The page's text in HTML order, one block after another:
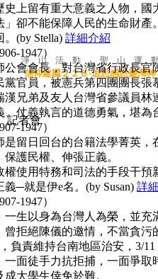
史上留有重大意義之人物，國
」卻不能保障人民的生命財
(by Stella) 詳細介紹
1947）
公會會長，對台灣省行政長
黨官員，被憲兵第四團團長
漢兄弟及友人台灣省參議員林
、仗義執言的道德勇氣，堪為
1947）
是留日回台的台籍法學菁英
保護民權、伸張正義。
權使用特務和司法的手段干
─就是伊e名。(by Susan) 詳
1947）
一生以身為台灣人為榮，並
曾拒絕陳儀的邀情，不當貪污
負責維持台南地區治安，3/
一面徒手力抗拒捕，一面爭
大學生倖免於難。
淨 山 活 動 ‧ 聖 山 運
信仰建國２２８‧追思感恩臺灣神
記者會